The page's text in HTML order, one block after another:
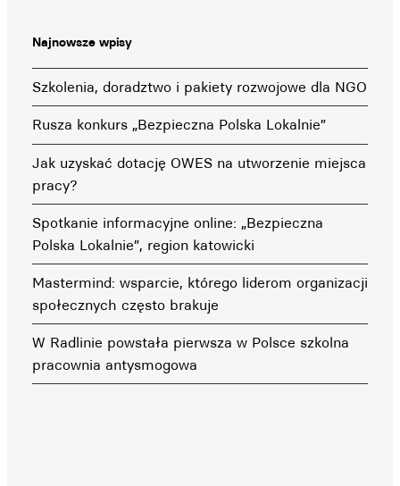
Najnowsze wpisy
Szkolenia, doradztwo i pakiety rozwojowe dla NGO
Rusza konkurs „Bezpieczna Polska Lokalnie”
Jak uzyskać dotację OWES na utworzenie miejsca
pracy?
Spotkanie informacyjne online: „Bezpieczna
Polska Lokalnie”, region katowicki
Mastermind: wsparcie, którego liderom organizacji
społecznych często brakuje
W Radlinie powstała pierwsza w Polsce szkolna
pracownia antysmogowa